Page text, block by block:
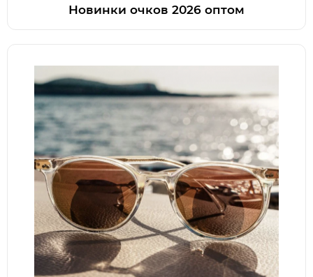
Новинки очков 2026 оптом